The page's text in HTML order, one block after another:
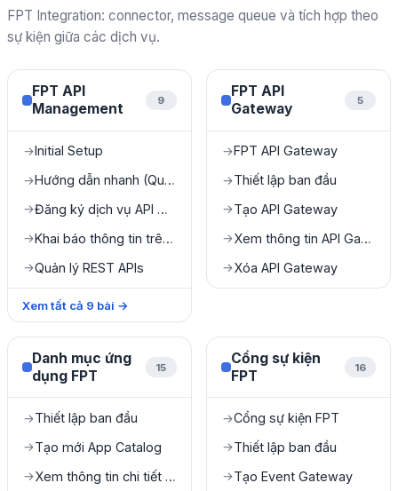
FPT Integration: connector, message queue và tích hợp theo
sự kiện giữa các dịch vụ.
FPT API
Management
9
→Initial Setup
→ Hướng dẫn nhanh (Quick Starts)
→ Đăng ký dịch vụ API Management trên FPT Portal
→ Khai báo thông tin trên ApiManager
→Quản lý REST APIs
Xem tất cả 9 bài →
FPT API
Gateway
5
→FPT API Gateway
→Thiết lập ban đầu
→Tạo API Gateway
→ Xem thông tin API Gateway
→Xóa API Gateway
Danh mục ứng
dụng FPT
15
→Thiết lập ban đầu
→Tạo mới App Catalog
→ Xem thông tin chi tiết App Catalog
Cổng sự kiện
FPT
16
→Cổng sự kiện FPT
→Thiết lập ban đầu
→Tạo Event Gateway